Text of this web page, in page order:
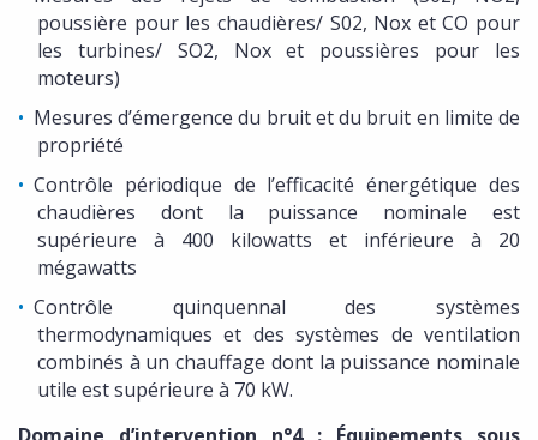
poussière pour les chaudières/ S02, Nox et CO pour
les turbines/ SO2, Nox et poussières pour les
moteurs)
Mesures d’émergence du bruit et du bruit en limite de
propriété
Contrôle périodique de l’efficacité énergétique des
chaudières dont la puissance nominale est
supérieure à 400 kilowatts et inférieure à 20
mégawatts
Contrôle quinquennal des systèmes
thermodynamiques et des systèmes de ventilation
combinés à un chauffage dont la puissance nominale
utile est supérieure à 70 kW.